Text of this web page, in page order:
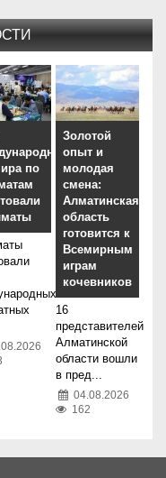
по
Золотой
опыт и
молодая
смена:
Алматинская
область
готовится к
Всемирным
играм
кочевников
16
представителей
Алматинской
области вошли
в пред...
04.08.2026
162